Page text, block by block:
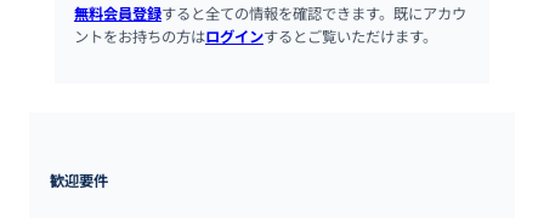
無料会員登録すると全ての情報を確認できます。既にアカウ
ントをお持ちの方はログインするとご覧いただけます。
歓迎要件